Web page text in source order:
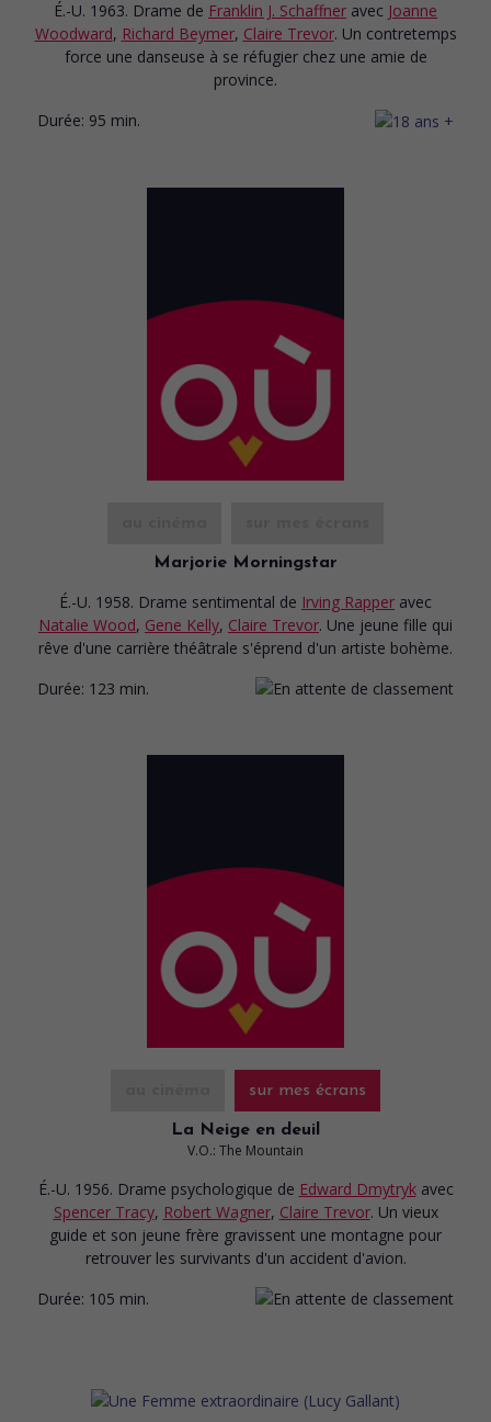
É.-U. 1963. Drame de Franklin J. Schaffner avec Joanne
Woodward, Richard Beymer, Claire Trevor. Un contretemps
force une danseuse à se réfugier chez une amie de
province.
Durée: 95 min.
Marjorie Morningstar
É.-U. 1958. Drame sentimental de Irving Rapper avec
Natalie Wood, Gene Kelly, Claire Trevor. Une jeune fille qui
rêve d'une carrière théâtrale s'éprend d'un artiste bohème.
Durée: 123 min.
sur mes écrans
La Neige en deuil
V.O.: The Mountain
É.-U. 1956. Drame psychologique de Edward Dmytryk avec
Spencer Tracy, Robert Wagner, Claire Trevor. Un vieux
guide et son jeune frère gravissent une montagne pour
retrouver les survivants d'un accident d'avion.
Durée: 105 min.